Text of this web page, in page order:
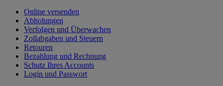
Online versenden
Abholungen
Verfolgen und Überwachen
Zollabgaben und Steuern
Retouren
Bezahlung und Rechnung
Schutz Ihres Accounts
Login und Passwort